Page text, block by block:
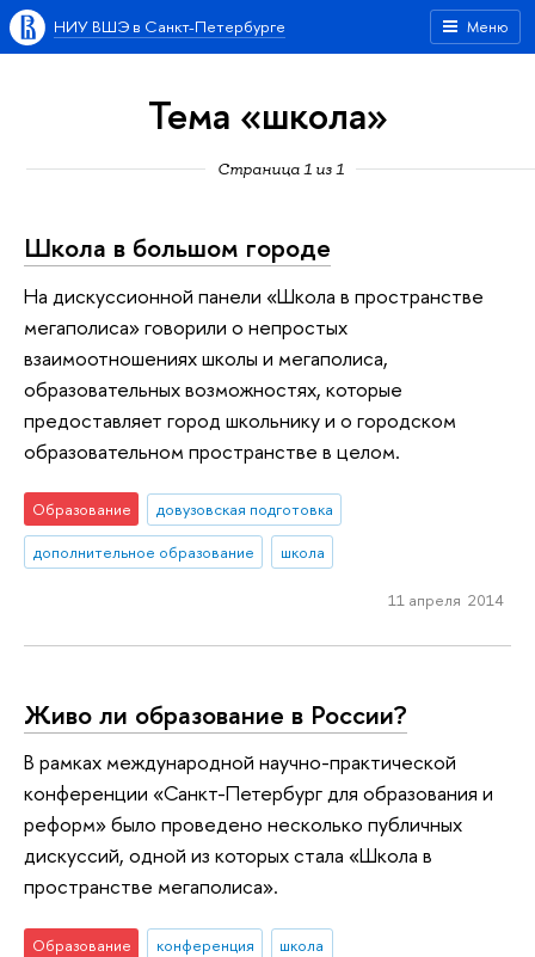
Меню
НИУ ВШЭ в Санкт-Петербурге
Тема «школа»
Страница 1 из 1
Школа в большом городе
На дискуссионной панели «Школа в пространстве
мегаполиса» говорили о непростых
взаимоотношениях школы и мегаполиса,
образовательных возможностях, которые
предоставляет город школьнику и о городском
образовательном пространстве в целом.
Образование
довузовская подготовка
дополнительное образование
школа
11 апреля 2014
Живо ли образование в России?
В рамках международной научно-практической
конференции «Санкт-Петербург для образования и
реформ» было проведено несколько публичных
дискуссий, одной из которых стала «Школа в
пространстве мегаполиса».
Образование конференция школа